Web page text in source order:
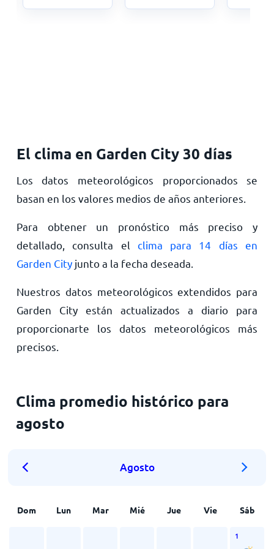
El clima en Garden City 30 días
Los datos meteorológicos proporcionados se
basan en los valores medios de años anteriores.
Para obtener un pronóstico más preciso y
detallado, consulta el clima para 14 días en
Garden Cityjunto a la fecha deseada.
Nuestros datos meteorológicos extendidos para
Garden City están actualizados a diario para
proporcionarte los datos meteorológicos más
precisos.
Clima promedio histórico para
agosto
Agosto
Dom Lun Mar Mié Jue Vie Sáb
1